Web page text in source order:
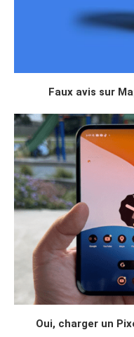
Faux avis sur
Oui, charger un